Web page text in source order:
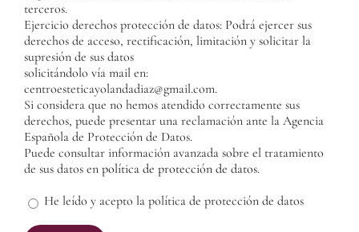
terceros.
Ejercicio derechos protección de datos: Podrá ejercer sus
derechos de acceso, rectificación, limitación y solicitar la
supresión de sus datos
solicitándolo vía mail en:
centroesteticayolandadiaz@gmail.com.
Si considera que no hemos atendido correctamente sus
derechos, puede presentar una reclamación ante la Agencia
Española de Protección de Datos.
Puede consultar información avanzada sobre el tratamiento
de sus datos en política de protección de datos.
He leído y acepto la política de protección de datos